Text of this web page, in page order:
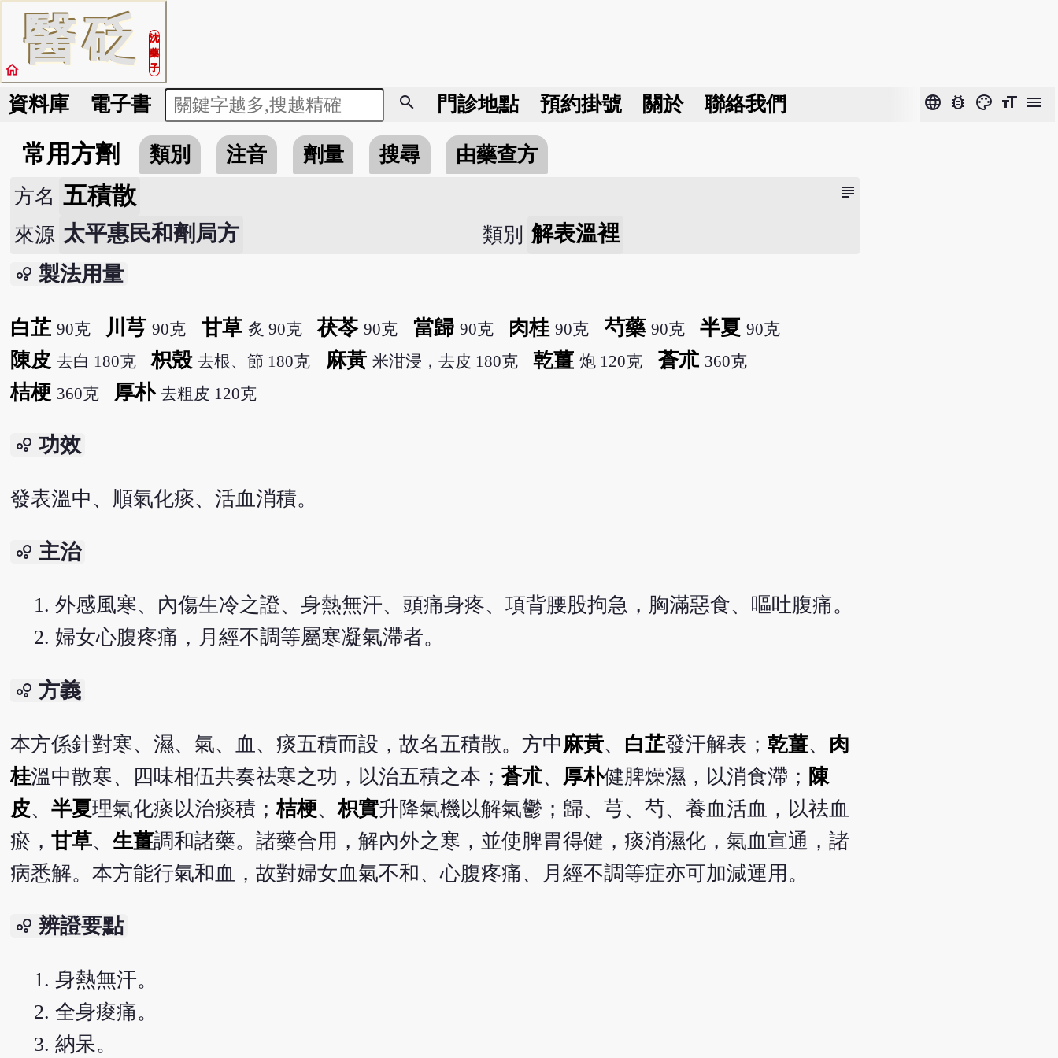
醫砭
沈
藥
子
home
資料庫 電子書 search 門診地點 預約掛號 關於 聯絡我們 language bug_report color_lens format_size menu
常用方劑 類別 注音 劑量 搜尋 由藥查方
subject
方名 五積散
來源 太平惠民和劑局方 類別 解表溫裡
bubble_chart 製法用量
白芷 90克 川芎 90克 甘草 炙 90克 茯苓 90克 當歸 90克 肉桂 90克 芍藥 90克 半夏 90克
陳皮 去白 180克 枳殼 去根、節 180克 麻黃 米泔浸，去皮 180克 乾薑 炮 120克 蒼朮 360克
桔梗 360克 厚朴 去粗皮 120克
bubble_chart 功效
發表溫中、順氣化痰、活血消積。
bubble_chart 主治
外感風寒、內傷生冷之證、身熱無汗、頭痛身疼、項背腰股拘急，胸滿惡食、嘔吐腹痛。
婦女心腹疼痛，月經不調等屬寒凝氣滯者。
bubble_chart 方義
本方係針對寒、濕、氣、血、痰五積而設，故名五積散。方中麻黃、 白芷發汗解表； 乾薑、 肉
桂溫中散寒、四味相伍共奏祛寒之功，以治五積之本； 蒼朮、 厚朴健脾燥濕，以消食滯； 陳
皮、 半夏理氣化痰以治痰積；桔梗、枳實升降氣機以解氣鬱；歸、芎、芍、養血活血，以祛血
瘀， 甘草、 生薑調和諸藥。諸藥合用，解內外之寒，並使脾胃得健，痰消濕化，氣血宣通，諸
病悉解。本方能行氣和血，故對婦女血氣不和、心腹疼痛、月經不調等症亦可加減運用。
bubble_chart 辨證要點
身熱無汗。
全身痠痛。
納呆。